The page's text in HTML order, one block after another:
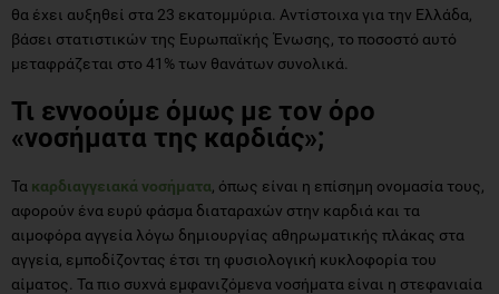
θα έχει αυξηθεί στα 23 εκατομμύρια. Αντίστοιχα για την Ελλάδα,
βάσει στατιστικών της Ευρωπαϊκής Ένωσης, το ποσοστό αυτό
μεταφράζεται στο 41% των θανάτων συνολικά.
Τι εννοούμε όμως με τον όρο
«νοσήματα της καρδιάς»;
Τα καρδιαγγειακά νοσήματα, όπως είναι η επίσημη ονομασία τους,
αφορούν ένα ευρύ φάσμα διαταραχών στην καρδιά και τα
αιμοφόρα αγγεία λόγω δημιουργίας αθηρωματικής πλάκας στα
αγγεία, εμποδίζοντας έτσι τη φυσιολογική κυκλοφορία του
αίματος. Τα πιο συχνά εμφανιζόμενα νοσήματα είναι η στεφανιαία